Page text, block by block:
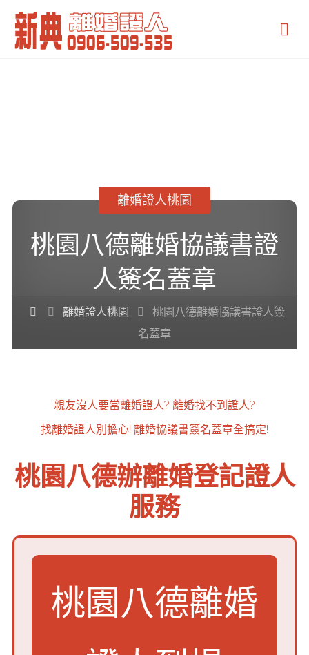
桃園八德離婚協議書證
人簽名蓋章
離婚證人桃園
Home離婚證人桃園
桃園八德離婚協議書證人簽
名蓋章
親友沒人要當離婚證人? 離婚找不到證人?
找離婚證人別擔心! 離婚協議書簽名蓋章全搞定!
桃園八德辦離婚登記證人
服務
桃園八德離婚